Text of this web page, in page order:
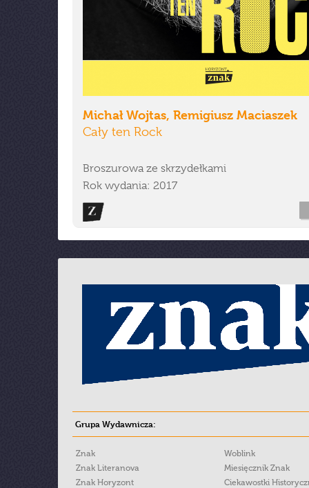
Michał Wojtas, Remigiusz Maciaszek
Cały ten Rock
Broszurowa ze skrzydełkami
Rok wydania: 2017
Grupa Wydawnicza:
Znak
Znak Literanova
Znak Horyzont
Woblink
Miesięcznik Znak
Ciekawostki